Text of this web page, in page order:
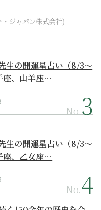
・ジャパン株式会社)
生の開運星占い（8/3～
座、山羊座…
No.
生の開運星占い（8/3～
座、乙女座…
No.